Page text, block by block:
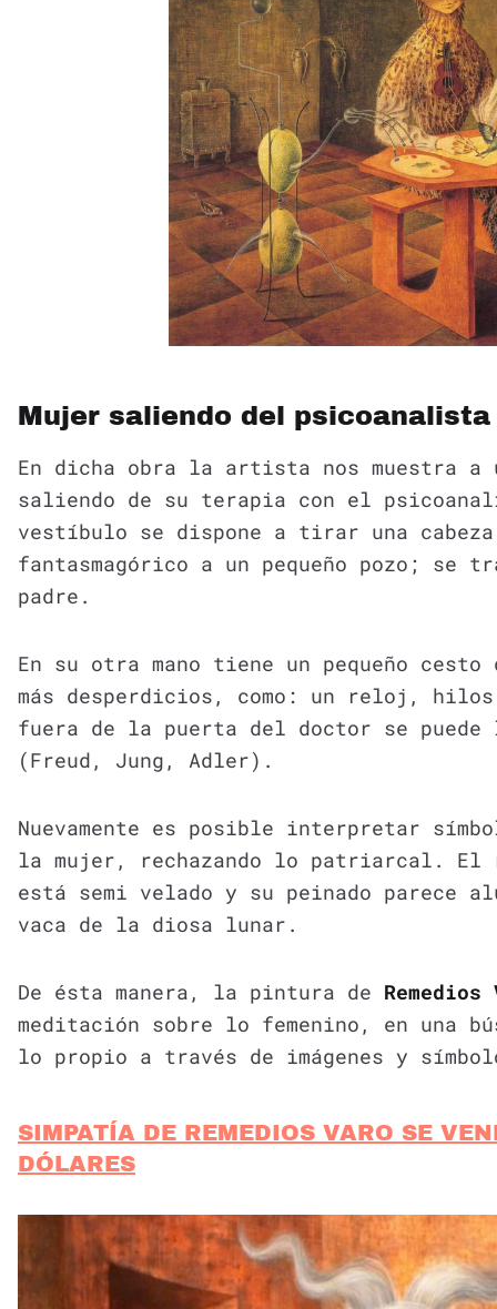
Mujer saliendo del psicoanalista
En dicha obra la artista nos muestra a
saliendo de su terapia con el
vestíbulo se dispone a tirar una cabeza
fantasmagórico a un pequeño pozo; se
padre.
En su otra mano tiene un pequeño
más desperdicios, como: un reloj,
fuera de la puerta del doctor se puede
(Freud, Jung, Adler).
Nuevamente es posible interpretar
la mujer, rechazando lo patriarcal. El
está semi velado y su peinado parece
vaca de la diosa lunar.
De ésta manera, la pintura de Remedios
meditación sobre lo femenino, en una
lo propio a través de imágenes y
SIMPATÍA DE REMEDIOS VARO SE
DÓLARES